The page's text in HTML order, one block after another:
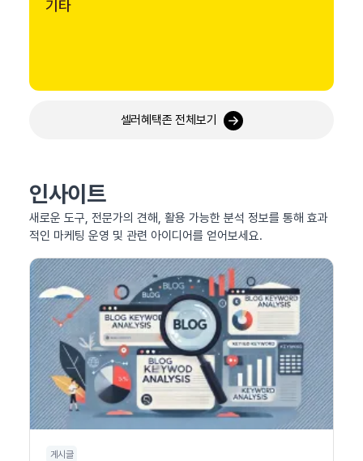
기타
셀러혜택존 전체보기
인사이트
새로운 도구, 전문가의 견해, 활용 가능한 분석 정보를 통해 효과
적인 마케팅 운영 및 관련 아이디어를 얻어보세요.
게시글